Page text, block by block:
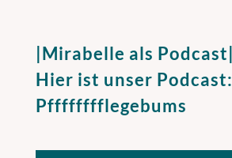
|Mirabelle als Podcast|
Hier ist unser Podcast:
Pfffffffflegebums